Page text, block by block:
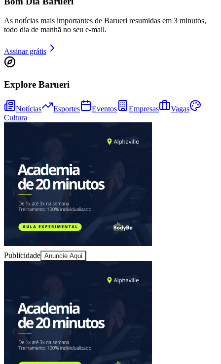
As notícias mais importantes de Barueri resumidas em 3 minutos,
todo dia de manhã no seu e-mail.
Assinar grátis
Explore Barueri
Notícias Esportes Eventos Empresas
Vagas
Cultura
Publicidade Anuncie Aqui